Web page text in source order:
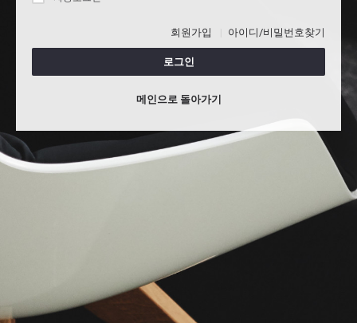
회원가입 아이디/비밀번호찾기
로그인
메인으로 돌아가기